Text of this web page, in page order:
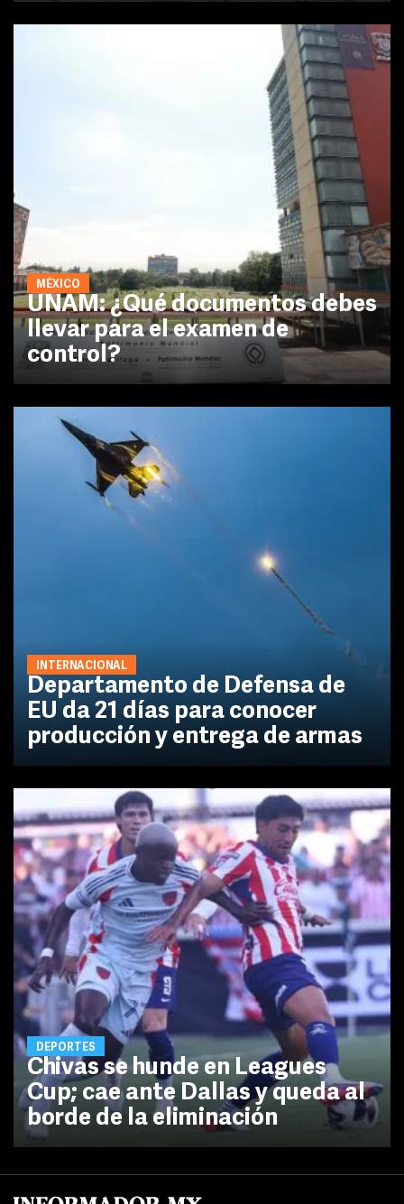
MÉXICO
UNAM: ¿Qué documentos debes
llevar para el examen de
control?
INTERNACIONAL
Departamento de Defensa de
EU da 21 días para conocer
producción y entrega de armas
DEPORTES
Chivas se hunde en Leagues
Cup; cae ante Dallas y queda al
borde de la eliminación